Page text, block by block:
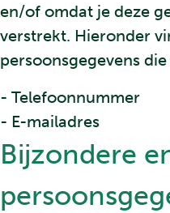
en/of omdat je deze
verstrekt. Hieronder
persoonsgegevens
- Telefoonnummer
- E-mailadres
Bijzondere